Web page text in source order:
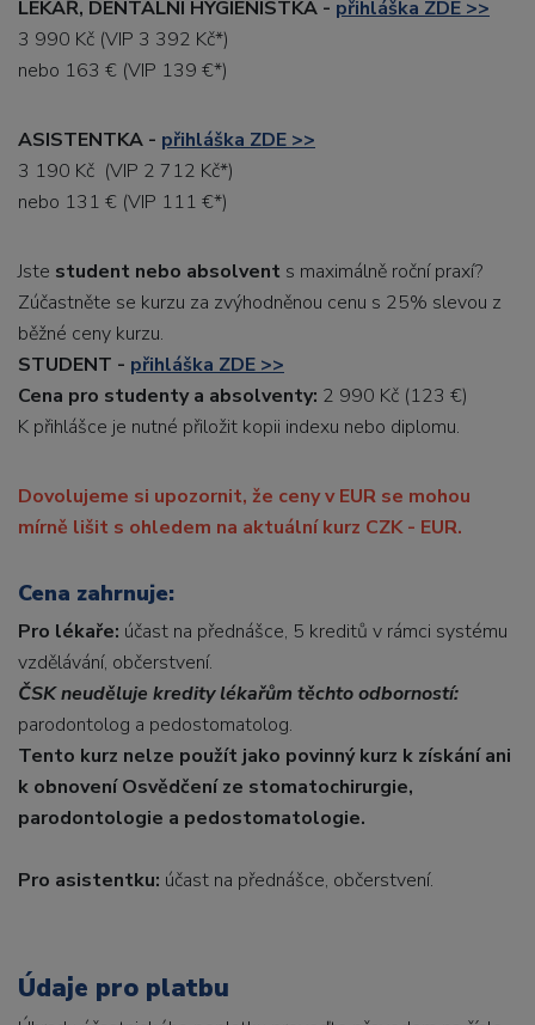
LÉKAŘ, DENTÁLNÍ HYGIENISTKA - přihláška ZDE >>
3 990 Kč (VIP 3 392 Kč*)
nebo 163 € (VIP 139 €*)
ASISTENTKA - přihláška ZDE >>
3 190 Kč (VIP 2 712 Kč*)
nebo 131 € (VIP 111 €*)
Jste student nebo absolvent s maximálně roční praxí?
Zúčastněte se kurzu za zvýhodněnou cenu s 25% slevou z
běžné ceny kurzu.
STUDENT - přihláška ZDE >>
Cena pro studenty a absolventy: 2 990 Kč (123 €)
K přihlášce je nutné přiložit kopii indexu nebo diplomu.
Dovolujeme si upozornit, že ceny v EUR se mohou
mírně lišit s ohledem na aktuální kurz CZK - EUR.
Cena zahrnuje:
Pro lékaře: účast na přednášce, 5 kreditů v rámci systému
vzdělávání, občerstvení.
ČSK neuděluje kredity lékařům těchto odborností:
parodontolog a pedostomatolog.
Tento kurz nelze použít jako povinný kurz k získání ani
k obnovení Osvědčení ze stomatochirurgie,
parodontologie a pedostomatologie.
Pro asistentku: účast na přednášce, občerstvení.
Údaje pro platbu